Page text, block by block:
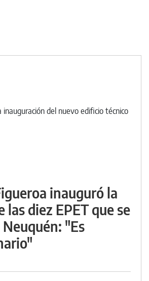
inauguró la
las diez EPET que se
"Es